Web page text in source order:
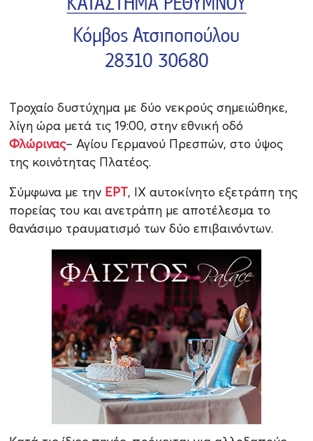
Τροχαίο δυστύχημα με δύο νεκρούς σημειώθηκε,
λίγη ώρα μετά τις 19:00, στην εθνική οδό
Φλώρινας– Αγίου Γερμανού Πρεσπών, στο ύψος
της κοινότητας Πλατέος.
Σύμφωνα με την ΕΡΤ, ΙΧ αυτοκίνητο εξετράπη της
πορείας του και ανετράπη με αποτέλεσμα το
θανάσιμο τραυματισμό των δύο επιβαινόντων.